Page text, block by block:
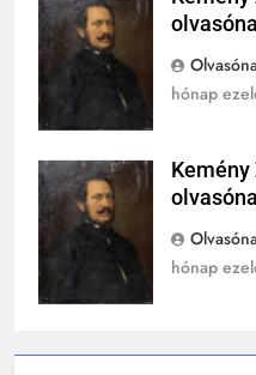
Zsigmond
hónap
Kemény
Zsigmond
hónap
MIKOR
1
Ki
KIK
2